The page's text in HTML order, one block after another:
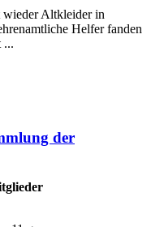
Altkleider in
Helfer fanden
...
der